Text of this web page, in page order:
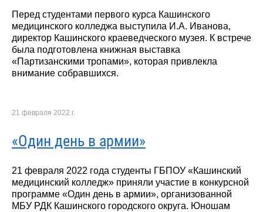
Перед студентами первого курса Кашинского
медицинского колледжа выступила И.А. Иванова,
директор Кашинского краеведческого музея. К встрече
была подготовлена книжная выставка
«Партизанскими тропами», которая привлекла
внимание собравшихся.
21 февраля 2022 г.
«Один день в армии»
21 февраля 2022 года студенты ГБПОУ «Кашинский
медицинский колледж» приняли участие в конкурсной
программе «Один день в армии», организованной
МБУ РДК Кашинского городского округа. Юношам